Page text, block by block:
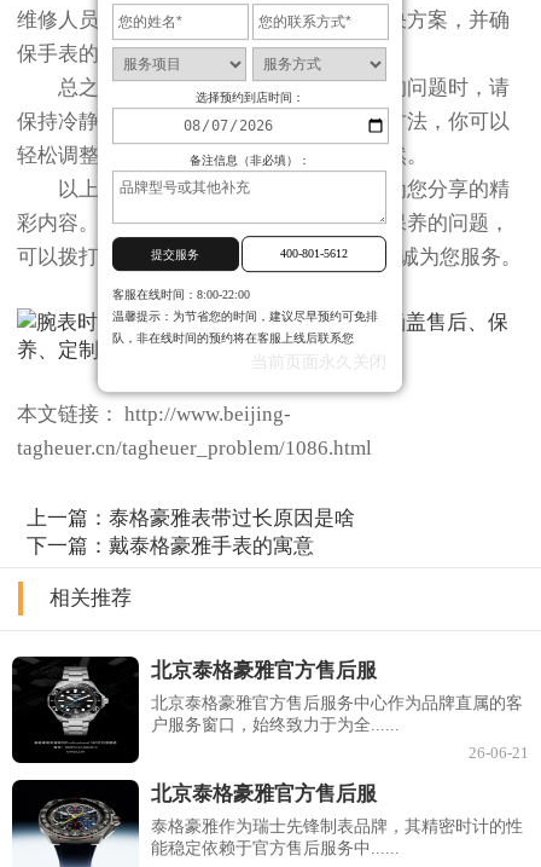
维修人员会根据你的需求提供个性化的解决方案，并确
保手表的安全与性能不受影响。
总之，在遇到泰格豪雅手表表带过紧的问题时，请
保持冷静并采取适当措施解决。通过以上方法，你可以
轻松调整表带松紧度，让佩戴更加舒适自然。
以上就是北京泰格豪雅保养服务中心
为您分享的精
彩内容。如果您还有其他关于手表维护和保养的问题，
可以拨打页面400电话进行咨询，我们将竭诚为您服务。
本文链接： http://www.beijing-
tagheuer.cn/tagheuer_problem/1086.html
上一篇：泰格豪雅表带过长原因是啥
下一篇：戴泰格豪雅手表的寓意
相关推荐
北京泰格豪雅官方售后服
北京泰格豪雅官方售后服务中心作为品牌直属的客
户服务窗口，始终致力于为全......
26-06-21
北京泰格豪雅官方售后服
泰格豪雅作为瑞士先锋制表品牌，其精密时计的性
能稳定依赖于官方售后服务中......
选择预约到店时间：
备注信息（非必填）：
提交服务 400-801-5612
客服在线时间：8:00-22:00
温馨提示：为节省您的时间，建议尽早预约可免排
队，非在线时间的预约将在客服上线后联系您
当前页面永久关闭